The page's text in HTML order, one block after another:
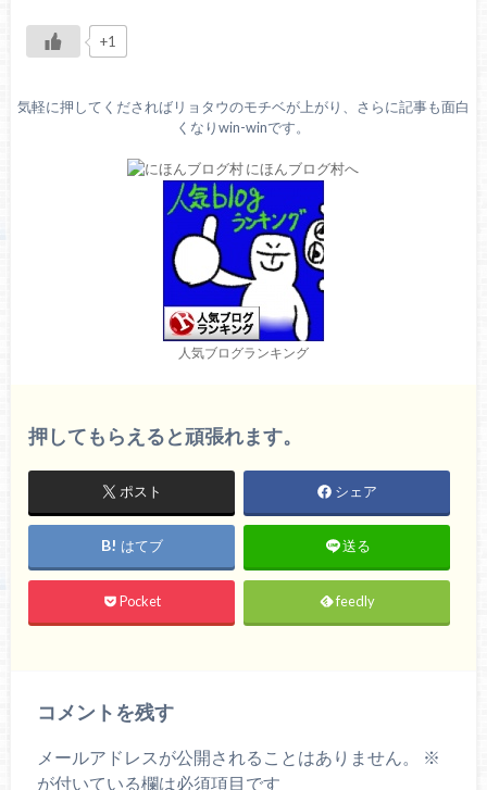
+1
気軽に押してくださればリョタウのモチベが上がり、さらに記事も面白
くなりwin-winです。
人気ブログランキング
押してもらえると頑張れます。
ポスト シェア
はてブ 送る
Pocket feedly
コメントを残す
メールアドレスが公開されることはありません。
※
が付いている欄は必須項目です